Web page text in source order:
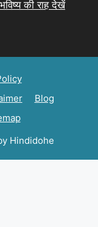
की राह देखें
Blog
Hindidohe